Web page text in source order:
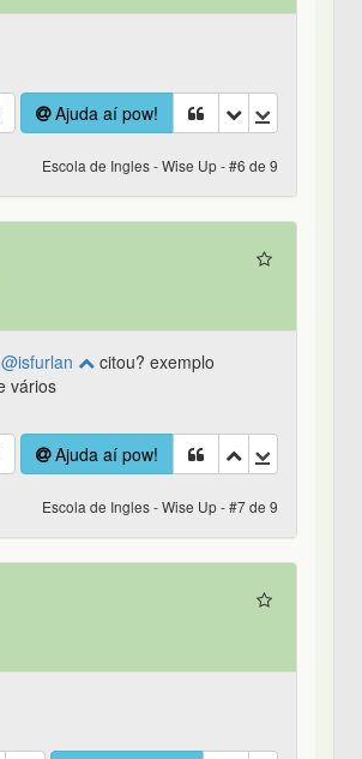
Ajuda aí pow!
Escola de Ingles - Wise Up - #6 de 9
@isfurlan
citou? exemplo
vários
Ajuda aí pow!
Escola de Ingles - Wise Up - #7 de 9